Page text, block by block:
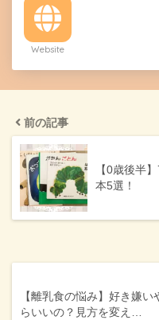
Website
前の記事
【0歳後半
本5選！
【離乳食の悩み】好き嫌
らいいの？見方を変え…